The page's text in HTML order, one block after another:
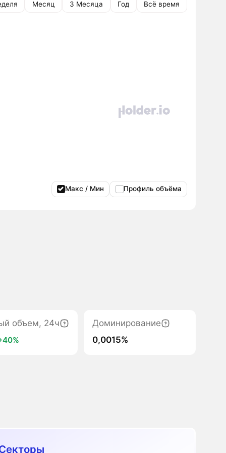
Месяц 3 Месяца Год Всё время
Макс / Мин Профиль объёма
объем, 24ч
Доминирование
0,0015%